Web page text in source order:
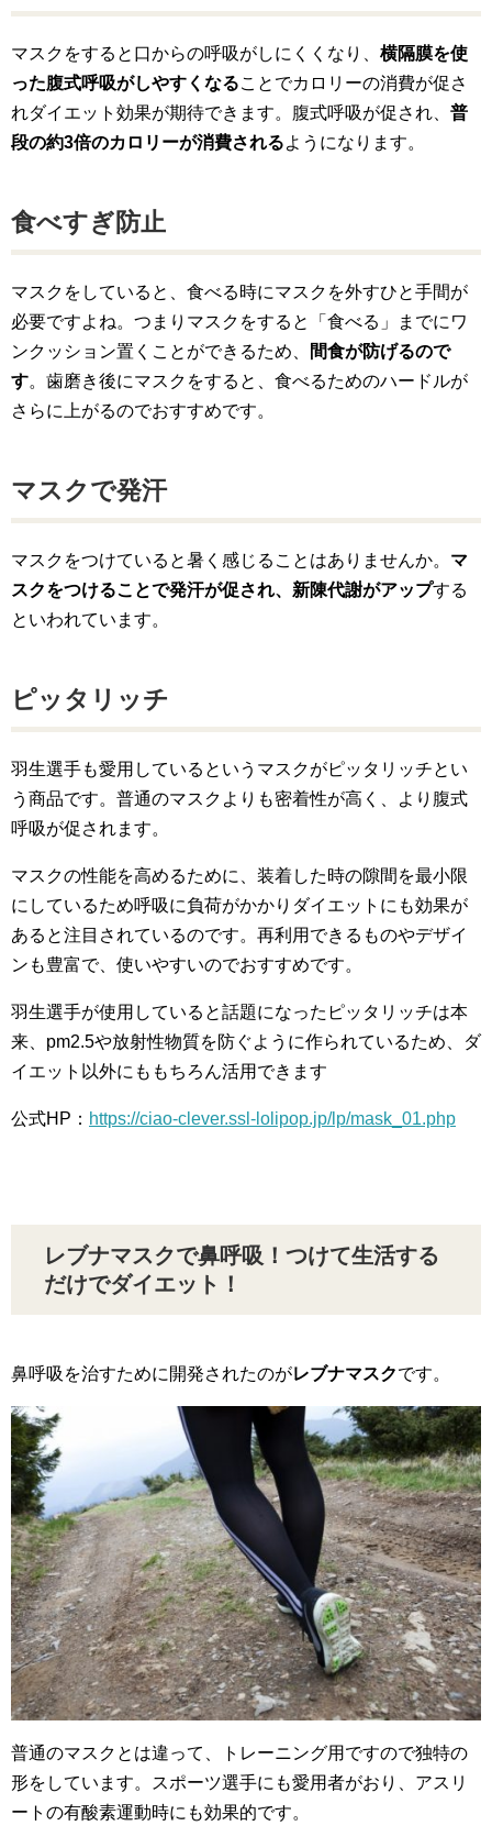
マスクをすると口からの呼吸がしにくくなり、 横隔膜を使
った腹式呼吸がしやすくなることでカロリーの消費が促さ
れダイエット効果が期待できます。腹式呼吸が促され、 普
段の約3倍のカロリーが消費されるようになります。
食べすぎ防止
マスクをしていると、食べる時にマスクを外すひと手間が
必要ですよね。つまりマスクをすると「食べる」までにワ
ンクッション置くことができるため、
間食が防げるので
す。歯磨き後にマスクをすると、食べるためのハードルが
さらに上がるのでおすすめです。
マスクで発汗
マスクをつけていると暑く感じることはありませんか。 マ
スクをつけることで発汗が促され、新陳代謝がアップする
といわれています。
ピッタリッチ
羽生選手も愛用しているというマスクがピッタリッチとい
う商品です。普通のマスクよりも密着性が高く、より腹式
呼吸が促されます。
マスクの性能を高めるために、装着した時の隙間を最小限
にしているため呼吸に負荷がかかりダイエットにも効果が
あると注目されているのです。再利用できるものやデザイ
ンも豊富で、使いやすいのでおすすめです。
羽生選手が使用していると話題になったピッタリッチは本
来、pm2.5や放射性物質を防ぐように作られているため、ダ
イエット以外にももちろん活用できます
公式HP： https://ciao-clever.ssl-lolipop.jp/lp/mask_01.php
レブナマスクで鼻呼吸！つけて生活する
だけでダイエット！
鼻呼吸を治すために開発されたのがレブナマスクです。
普通のマスクとは違って、トレーニング用ですので独特の
形をしています。スポーツ選手にも愛用者がおり、アスリ
ートの有酸素運動時にも効果的です。